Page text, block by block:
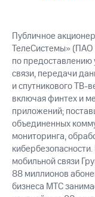
Публичное
ТелеСистемы»
по предоставлению
связи, передачи
и спутникового
включая финтех и
приложений;
объединенных
мониторинга,
мобильной связи
88 миллионов
бизнеса МТС